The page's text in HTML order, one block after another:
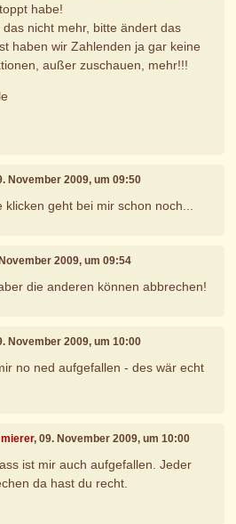
habe!
das nicht mehr, bitte ändert das
haben wir Zahlenden ja gar keine
außer zuschauen, mehr!!!
November 2009, um 09:50
klicken geht bei mir schon noch...
2009, um 09:54
die anderen können abbrechen!
November 2009, um 10:00
no ned aufgefallen - des wär echt
, 09. November 2009, um 10:00
ist mir auch aufgefallen. Jeder
da hast du recht.